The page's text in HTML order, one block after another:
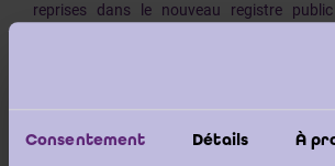
Consentement Détails À
reprises dans le nouveau registre
En ce qui concerne les sociétés civiles ayant
société commerciale, il résulte du libellé de